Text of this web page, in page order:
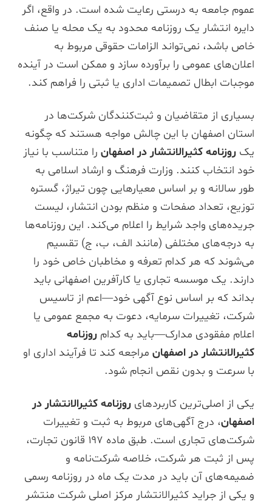
عموم جامعه به درستی رعایت شده است. در واقع، اگر
دایره انتشار یک روزنامه محدود به یک محله یا صنف
خاص باشد، نمی‌تواند الزامات حقوقی مربوط به
اعلان‌های عمومی را برآورده سازد و ممکن است در آینده
موجبات ابطال تصمیمات اداری یا ثبتی را فراهم کند.
بسیاری از متقاضیان و ثبت‌کنندگان شرکت‌ها در
استان اصفهان با این چالش مواجه هستند که چگونه
یک روزنامه کثیرالانتشار در اصفهانرا متناسب با نیاز
خود انتخاب کنند. وزارت فرهنگ و ارشاد اسلامی به
طور سالانه و بر اساس معیارهایی چون تیراژ، گستره
توزیع، تعداد صفحات و منظم بودن انتشار، لیست
جریده‌های واجد شرایط را اعلام می‌کند. این روزنامه‌ها
به درجه‌های مختلفی (مانند الف، ب، ج) تقسیم
می‌شوند که هر کدام تعرفه و مخاطبان خاص خود را
دارند. یک موسسه تجاری یا کارآفرین اصفهانی باید
بداند که بر اساس نوع آگهی خود—اعم از تاسیس
شرکت، تغییرات سرمایه، دعوت به مجمع عمومی یا
اعلام مفقودی مدارک—باید به کدام روزنامه
کثیرالانتشار در اصفهانمراجعه کند تا فرآیند اداری او
با سرعت و بدون نقص انجام شود.
یکی از اصلی‌ترین کاربردهای روزنامه کثیرالانتشار در
اصفهان، درج آگهی‌های مربوط به ثبت و تغییرات
شرکت‌های تجاری است. طبق ماده ۱۹۷ قانون تجارت،
پس از ثبت هر شرکت، خلاصه شرکت‌نامه و
ضمیمه‌های آن باید در مدت یک ماه در روزنامه رسمی
و یکی از جراید کثیرالانتشار مرکز اصلی شرکت منتشر